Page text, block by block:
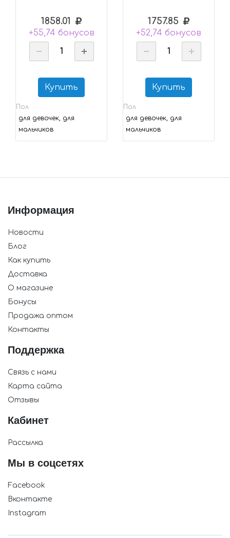
1858.01
+55,74 бонусов
Купить
Пол
для девочек, для
мальчиков
1757.85
+52,74 бонусов
Купить
Пол
для девочек, для
мальчиков
Информация
Новости
Блог
Как купить
Доставка
О магазине
Бонусы
Продажа оптом
Контакты
Поддержка
Связь с нами
Карта сайта
Отзывы
Кабинет
Рассылка
Мы в соцсетях
Facebook
Вконтакте
Instagram